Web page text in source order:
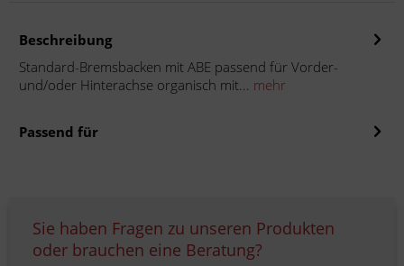
Beschreibung
Standard-Bremsbacken mit ABE passend für Vorder-
und/oder Hinterachse organisch mit... mehr
Passend für
Sie haben Fragen zu unseren Produkten
oder brauchen eine Beratung?